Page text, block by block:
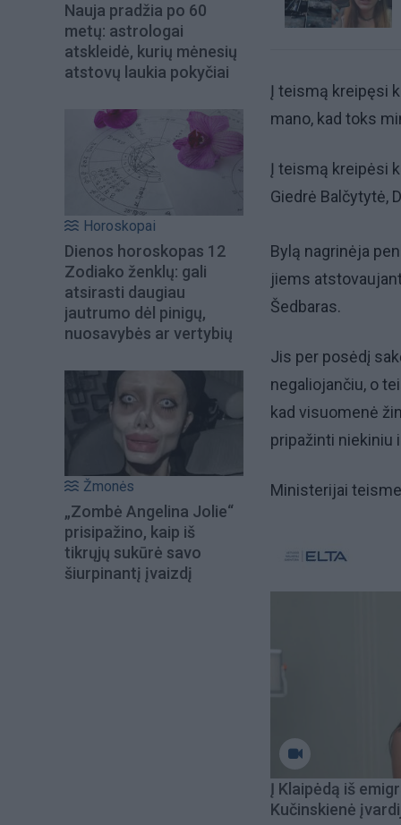
Nauja pradžia po 60
metų: astrologai
atskleidė, kurių mėnesių
atstovų laukia pokyčiai
Horoskopai
Dienos horoskopas 12
Zodiako ženklų: gali
atsirasti daugiau
jautrumo dėl pinigų,
nuosavybės ar vertybių
Žmonės
„Zombė Angelina Jolie“
prisipažino, kaip iš
tikrųjų sukūrė savo
šiurpinantį įvaizdį
Į teismą kreipęsi
mano, kad toks
Į teismą kreipėsi
Giedrė Balčytytė,
Bylą nagrinėja
jiems
Šedbaras.
Jis per posėdį
negaliojančiu, o
kad visuomenė
pripažinti niekiniu
Ministerijai
Į Klaipėdą iš
Kučinskienė